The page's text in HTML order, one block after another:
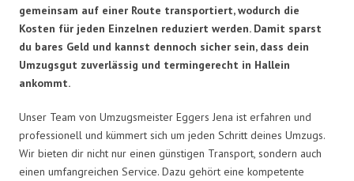
gemeinsam auf einer Route transportiert, wodurch die
Kosten für jeden Einzelnen reduziert werden. Damit sparst
du bares Geld und kannst dennoch sicher sein, dass dein
Umzugsgut zuverlässig und termingerecht in Hallein
ankommt.
Unser Team von Umzugsmeister Eggers Jena ist erfahren und
professionell und kümmert sich um jeden Schritt deines Umzugs.
Wir bieten dir nicht nur einen günstigen Transport, sondern auch
einen umfangreichen Service. Dazu gehört eine kompetente